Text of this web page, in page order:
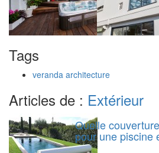
Tags
veranda architecture
Articles de : Extérieur
Quelle
pour une piscine